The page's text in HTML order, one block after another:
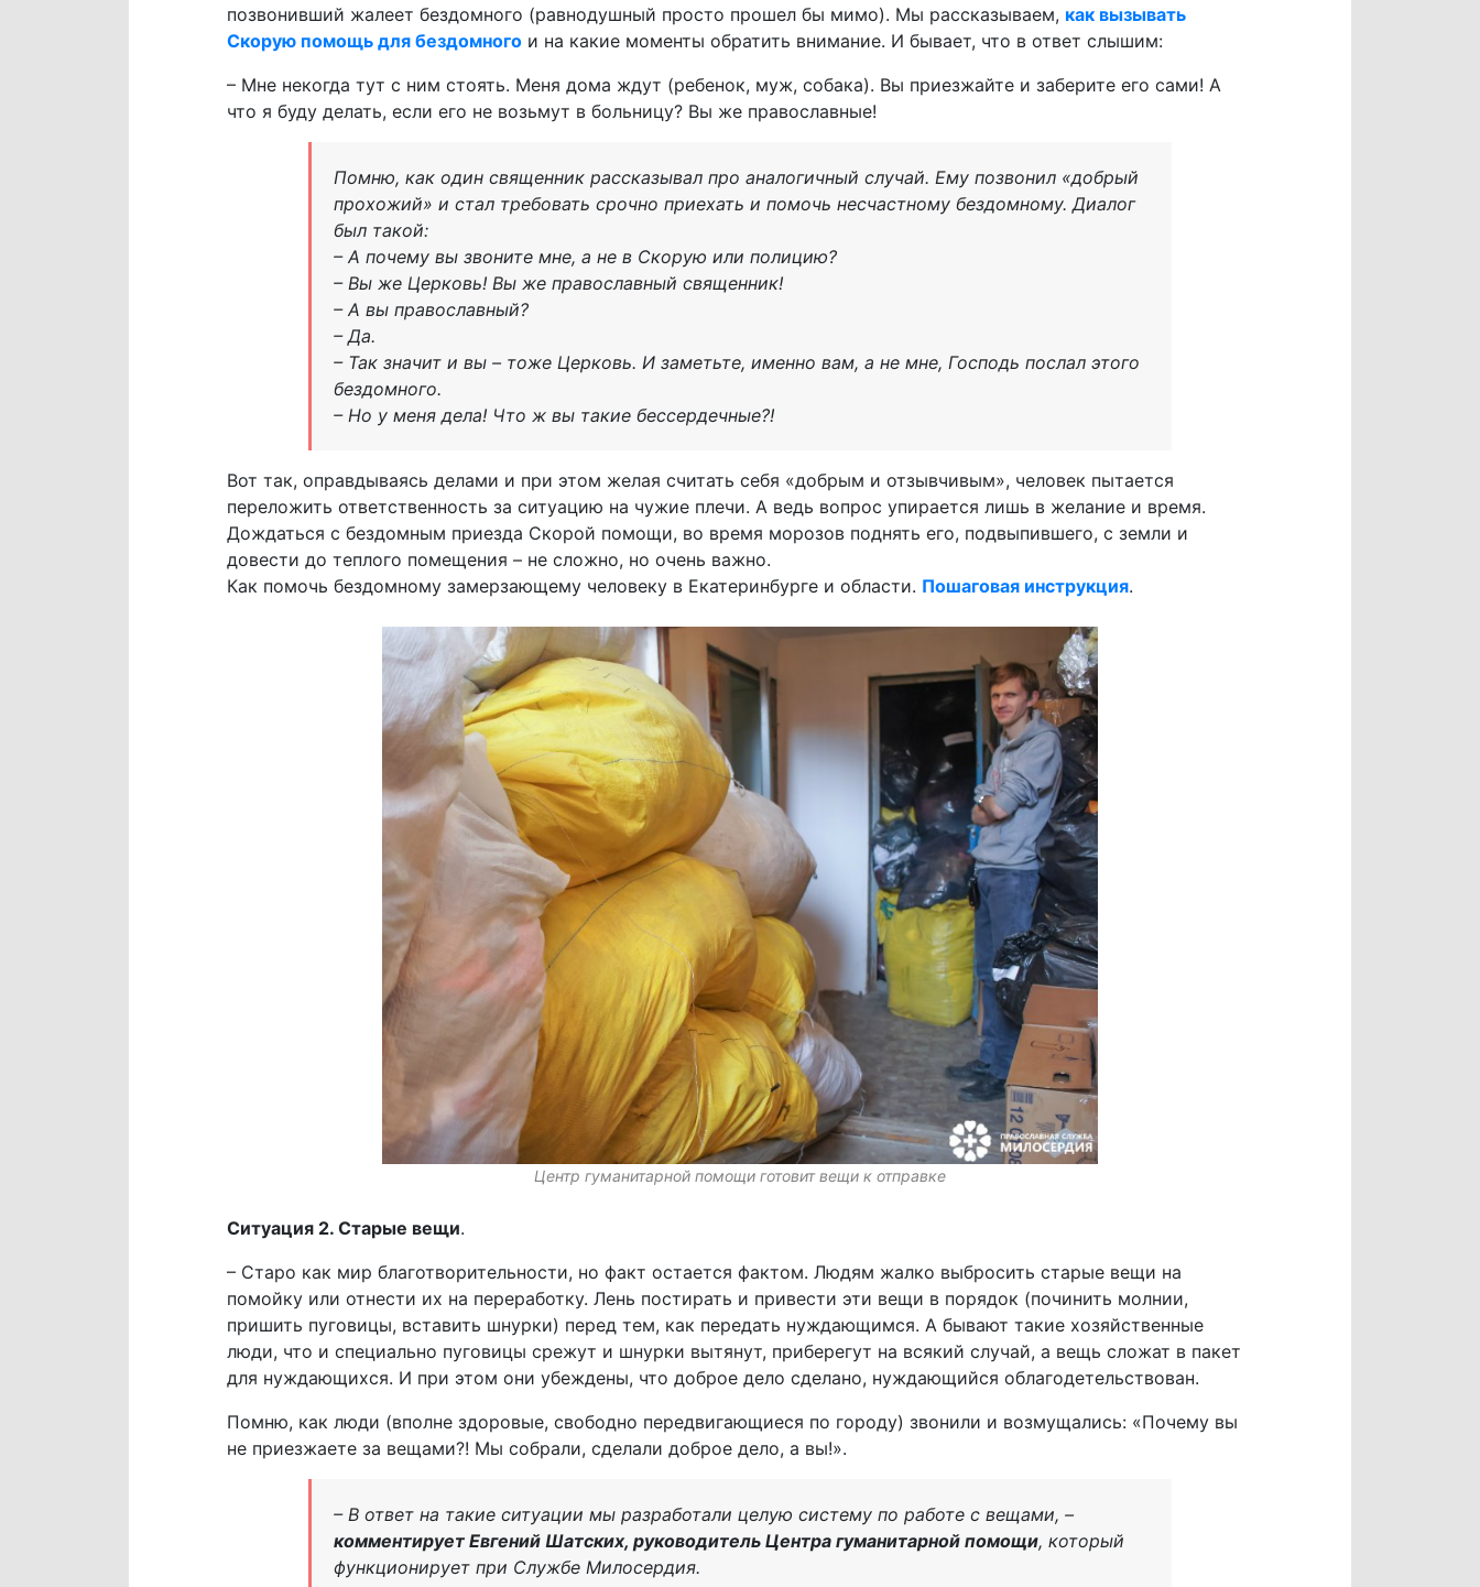
позвонивший жалеет бездомного (равнодушный просто прошел бы мимо). Мы рассказываем, как вызывать
Скорую помощь для бездомногои на какие моменты обратить внимание. И бывает, что в ответ слышим:
– Мне некогда тут с ним стоять. Меня дома ждут (ребенок, муж, собака). Вы приезжайте и заберите его сами! А
что я буду делать, если его не возьмут в больницу? Вы же православные!
Помню, как один священник рассказывал про аналогичный случай. Ему позвонил «добрый
прохожий» и стал требовать срочно приехать и помочь несчастному бездомному. Диалог
был такой:
– А почему вы звоните мне, а не в Скорую или полицию?
– Вы же Церковь! Вы же православный священник!
– А вы православный?
– Да.
– Так значит и вы – тоже Церковь. И заметьте, именно вам, а не мне, Господь послал этого
бездомного.
– Но у меня дела! Что ж вы такие бессердечные?!
Вот так, оправдываясь делами и при этом желая считать себя «добрым и отзывчивым», человек пытается
переложить ответственность за ситуацию на чужие плечи. А ведь вопрос упирается лишь в желание и время.
Дождаться с бездомным приезда Скорой помощи, во время морозов поднять его, подвыпившего, с земли и
довести до теплого помещения – не сложно, но очень важно.
Как помочь бездомному замерзающему человеку в Екатеринбурге и области. Пошаговая инструкция.
Центр гуманитарной помощи готовит вещи к отправке
Ситуация 2. Старые вещи.
– Старо как мир благотворительности, но факт остается фактом. Людям жалко выбросить старые вещи на
помойку или отнести их на переработку. Лень постирать и привести эти вещи в порядок (починить молнии,
пришить пуговицы, вставить шнурки) перед тем, как передать нуждающимся. А бывают такие хозяйственные
люди, что и специально пуговицы срежут и шнурки вытянут, приберегут на всякий случай, а вещь сложат в пакет
для нуждающихся. И при этом они убеждены, что доброе дело сделано, нуждающийся облагодетельствован.
Помню, как люди (вполне здоровые, свободно передвигающиеся по городу) звонили и возмущались: «Почему вы
не приезжаете за вещами?! Мы собрали, сделали доброе дело, а вы!».
– В ответ на такие ситуации мы разработали целую систему по работе с вещами, –
комментирует Евгений Шатских, руководитель Центра гуманитарной помощи, который
функционирует при Службе Милосердия.